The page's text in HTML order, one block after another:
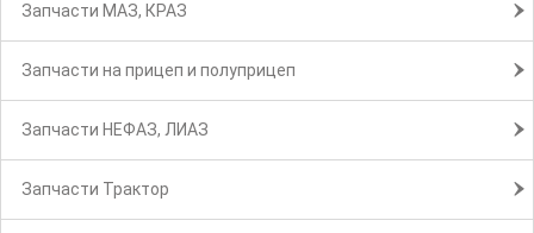
Запчасти МАЗ, КРАЗ
Запчасти на прицеп и полуприцеп
Запчасти НЕФАЗ, ЛИАЗ
Запчасти Трактор